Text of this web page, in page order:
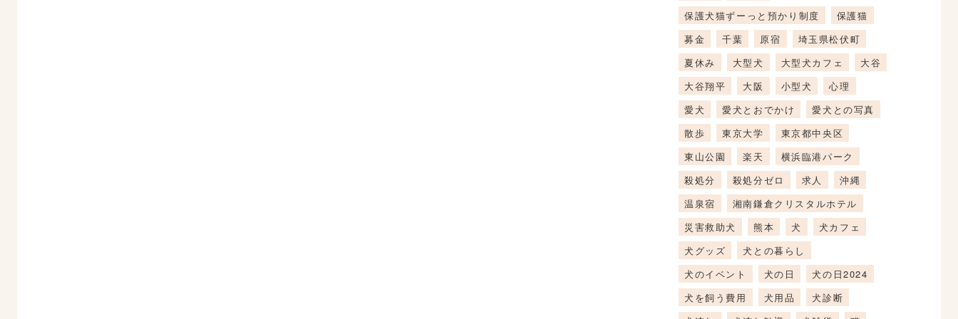
保護犬猫ずーっと預かり制度
保護猫
募金
千葉 原宿
埼玉県松伏町
夏休み
大型犬 大型犬カフェ
大谷
大谷翔平
大阪 小型犬
心理
愛犬
愛犬とおでかけ
愛犬との写真
散歩
東京大学
東京都中央区
東山公園
楽天
横浜臨港パーク
殺処分
殺処分ゼロ 求人
沖縄
温泉宿
湘南鎌倉クリスタルホテル
災害救助犬
熊本 犬
犬カフェ
犬グッズ
犬との暮らし
犬のイベント
犬の日
犬の日2024
犬を飼う費用
犬用品
犬診断